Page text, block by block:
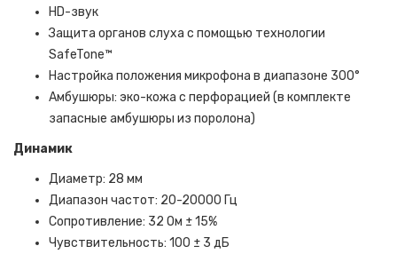
HD-звук
Защита органов слуха с помощью технологии
SafeTone™
Настройка положения микрофона в диапазоне 300°
Амбушюры: эко-кожа с перфорацией (в комплекте
запасные амбушюры из поролона)
Динамик
Диаметр: 28 мм
Диапазон частот: 20-20000 Гц
Сопротивление: 32 Ом ± 15%
Чувствительность: 100 ± 3 дБ